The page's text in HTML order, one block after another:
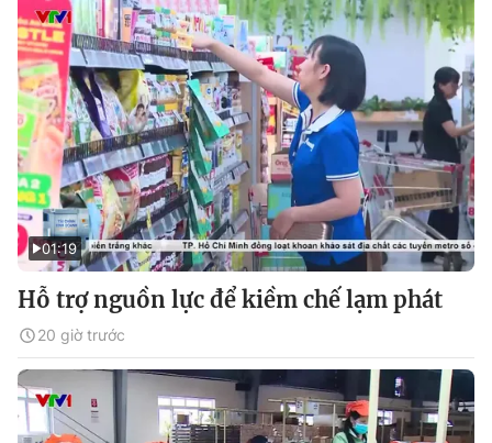
01:19
Hỗ trợ nguồn lực để kiềm chế lạm phát
20 giờ trước